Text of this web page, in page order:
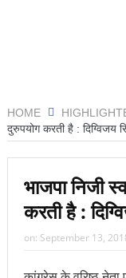
HOME
दुरुपयोग करती है : दिग्विजय
भाजपा निजी
करती है :
on: September 13,